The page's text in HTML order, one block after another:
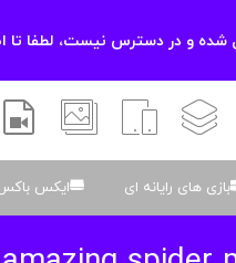
و در دسترس نیست، لطفا تا
لایه باز اسکریپت والپیپر افتر
بازی های رایانه ای ایکس باکس